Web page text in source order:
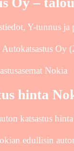
Y-tunnus ja
Oy
Nokia
hinta
katsastus
edullisin